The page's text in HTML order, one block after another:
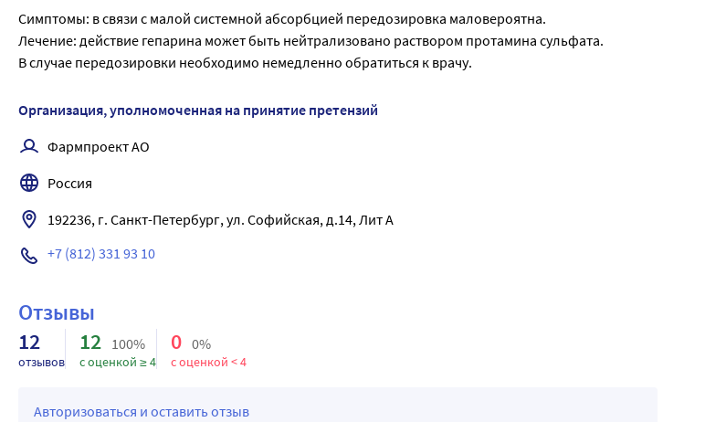
Симптомы: в связи с малой системной абсорбцией передозировка маловероятна.
Лечение: действие гепарина может быть нейтрализовано раствором протамина сульфата.
В случае передозировки необходимо немедленно обратиться к врачу.
Организация, уполномоченная на принятие претензий
Фармпроект АО
Россия
+7 (812) 331 93 10
Отзывы
12
отзывов
12 100%
с оценкой ≥ 4
0 0%
с оценкой < 4
Авторизоваться и оставить отзыв